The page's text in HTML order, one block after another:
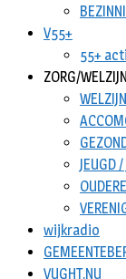
V55+
55+
ZORG/WELZIJN
JEUGD /
wijkradio
VUGHT.NU